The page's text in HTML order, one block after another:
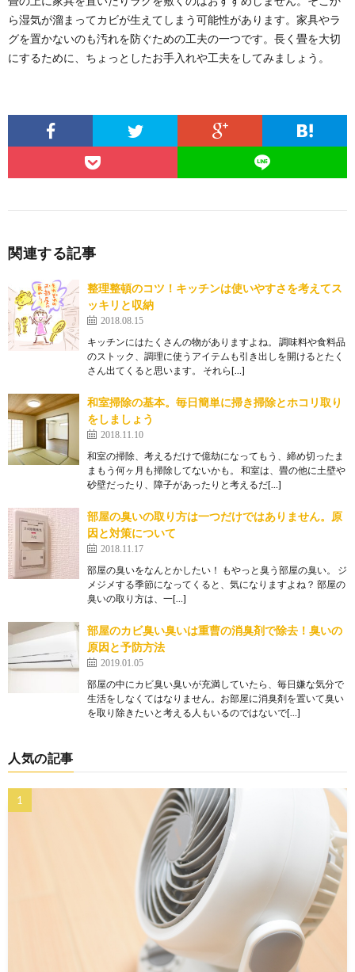
ら湿気が溜まってカビが生えてしまう可能性があります。家具やラ
グを置かないのも汚れを防ぐための工夫の一つです。長く畳を大切
にするために、ちょっとしたお手入れや工夫をしてみましょう。
関連する記事
整理整頓のコツ！キッチンは使いやすさを考えてス
ッキリと収納
2018.08.15
キッチンにはたくさんの物がありますよね。 調味料や食料品
のストック、調理に使うアイテムも引き出しを開けるとたく
さん出てくると思います。 それら[…]
和室掃除の基本。毎日簡単に掃き掃除とホコリ取り
をしましょう
2018.11.10
和室の掃除、考えるだけで億劫になってもう、締め切ったま
まもう何ヶ月も掃除してないかも。 和室は、畳の他に土壁や
砂壁だったり、障子があったりと考えるだ[…]
部屋の臭いの取り方は一つだけではありません。原
因と対策について
2018.11.17
部屋の臭いをなんとかしたい！ もやっと臭う部屋の臭い。 ジ
メジメする季節になってくると、気になりますよね？ 部屋の
臭いの取り方は、一[…]
部屋のカビ臭い臭いは重曹の消臭剤で除去！臭いの
原因と予防方法
2019.01.05
部屋の中にカビ臭い臭いが充満していたら、毎日嫌な気分で
生活をしなくてはなりません。お部屋に消臭剤を置いて臭い
を取り除きたいと考える人もいるのではないで[…]
人気の記事